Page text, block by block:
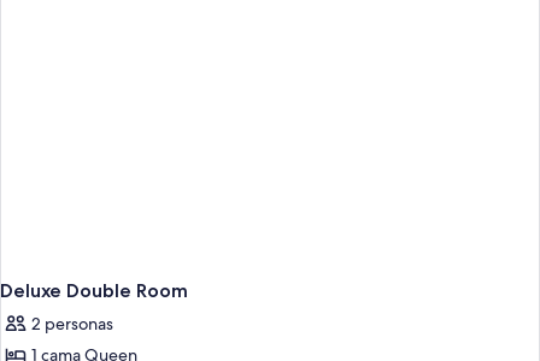
Deluxe Double Room
2 personas
1 cama Queen